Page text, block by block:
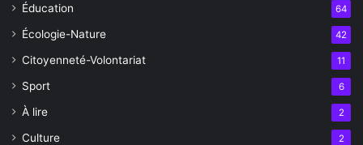
Éducation 64
Écologie-Nature 42
Citoyenneté-Volontariat 11
Sport 6
À lire 2
Culture 2